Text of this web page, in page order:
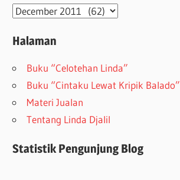
Arsip
Halaman
Buku “Celotehan Linda”
Buku “Cintaku Lewat Kripik Balado”
Materi Jualan
Tentang Linda Djalil
Statistik Pengunjung Blog